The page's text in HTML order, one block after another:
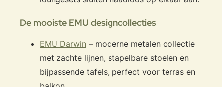
De mooiste EMU designcollecties
EMU Darwin – moderne metalen collectie
met zachte lijnen, stapelbare stoelen en
bijpassende tafels, perfect voor terras en